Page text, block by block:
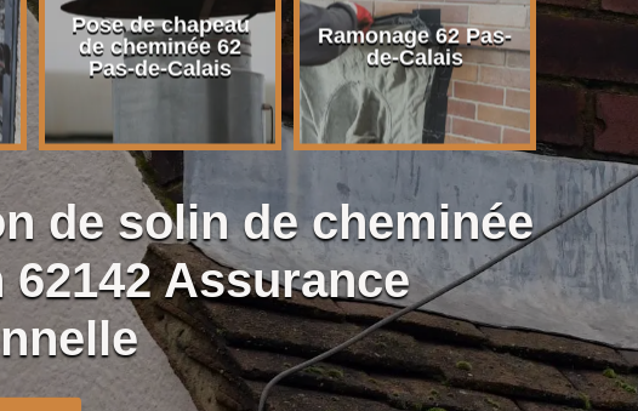
Pose de chapeau
de cheminée 62
Pas-de-Calais
Ramonage 62 Pas-
de-Calais
de solin de cheminée
Assurance